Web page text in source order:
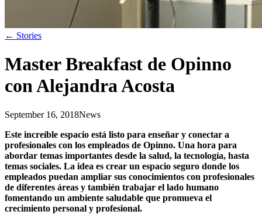
← Stories
Master Breakfast de Opinno
con Alejandra Acosta
September 16, 2018News
Este increíble espacio está listo para enseñar y conectar a
profesionales con los empleados de Opinno. Una hora para
abordar temas importantes desde la salud, la tecnología, hasta
temas sociales. La idea es crear un espacio seguro donde los
empleados puedan ampliar sus conocimientos con profesionales
de diferentes áreas y también trabajar el lado humano
fomentando un ambiente saludable que promueva el
crecimiento personal y profesional.